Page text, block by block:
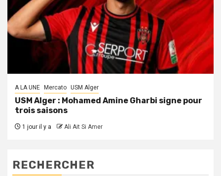
A LA UNE Mercato USM Alger
USM Alger : Mohamed Amine Gharbi signe pour
trois saisons
1 jour il y a Ali Ait Si Amer
RECHERCHER